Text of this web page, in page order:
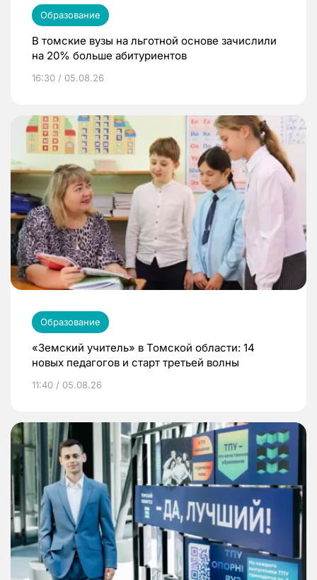
Образование
В томские вузы на льготной основе зачислили
на 20% больше абитуриентов
16:30 / 05.08.26
Образование
«Земский учитель» в Томской области: 14
новых педагогов и старт третьей волны
11:40 / 05.08.26